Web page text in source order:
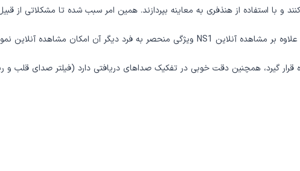
علاوه بر مشاهده آنلاین PCG، می‌توان دیتاها را ذخیره و طبقه بندی کرد و در